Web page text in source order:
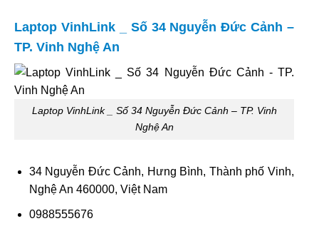
Laptop VinhLink _ Số 34 Nguyễn Đức Cảnh –
TP. Vinh Nghệ An
Laptop VinhLink _ Số 34 Nguyễn Đức Cảnh – TP. Vinh
Nghệ An
34 Nguyễn Đức Cảnh, Hưng Bình, Thành phố Vinh,
Nghệ An 460000, Việt Nam
0988555676